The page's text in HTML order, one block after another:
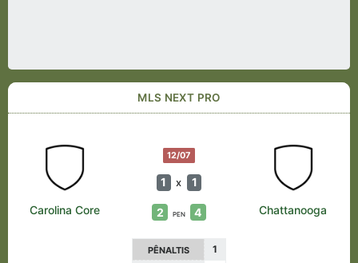
MLS NEXT PRO
12/07
1 x 1
Carolina Core 2 PEN 4 Chattanooga
PÊNALTIS
1